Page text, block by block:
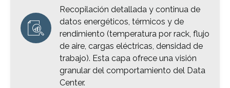
Recopilación detallada y continua de
datos energéticos, térmicos y de
rendimiento (temperatura por rack, flujo
de aire, cargas eléctricas, densidad de
trabajo). Esta capa ofrece una visión
granular del comportamiento del Data
Center.